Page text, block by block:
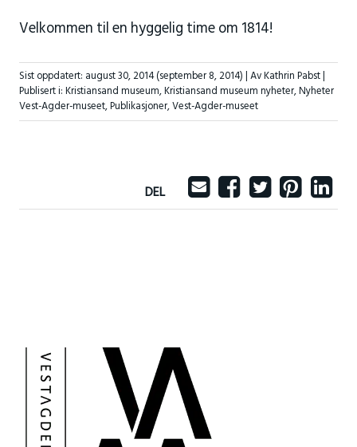
Velkommen til en hyggelig time om 1814!
Sist oppdatert: august 30, 2014(september 8, 2014)| Av Kathrin Pabst |
Publisert i:Kristiansand museum,Kristiansand museum nyheter,Nyheter
Vest-Agder-museet,Publikasjoner,Vest-Agder-museet
DEL